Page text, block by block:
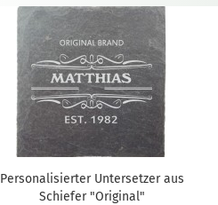
Personalisierter Untersetzer aus
Schiefer "Original"